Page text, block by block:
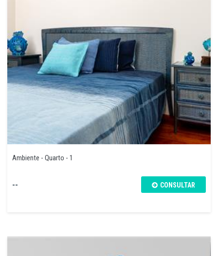
Ambiente - Quarto - 1
-- CONSULTAR